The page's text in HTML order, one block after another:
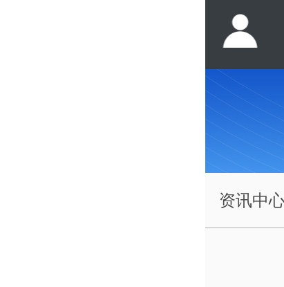
资讯中